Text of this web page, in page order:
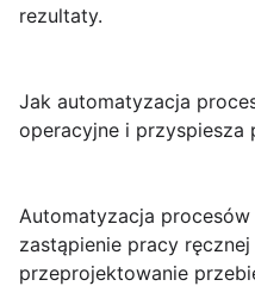
rezultaty.
Jak automatyzacja
operacyjne i przyspiesza
Automatyzacja procesów
zastąpienie pracy
przeprojektowanie